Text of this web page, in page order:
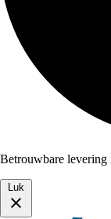
Betrouwbare levering
Luk